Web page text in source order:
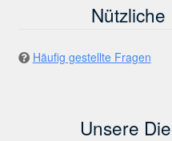
Nützliche
Häufig gestellte Fragen
Unsere